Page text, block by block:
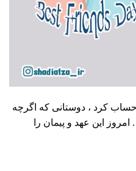
کرد ، دوستانی که اگرچه
این عهد و پیمان را